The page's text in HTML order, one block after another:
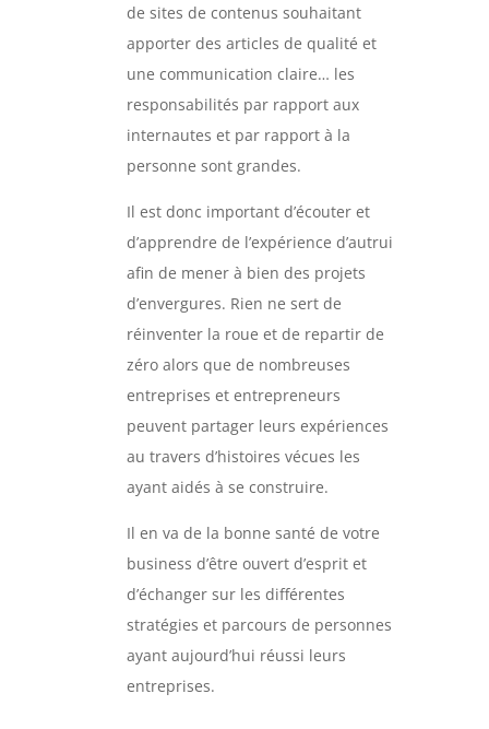
de sites de contenus souhaitant
apporter des articles de qualité et
une communication claire… les
responsabilités par rapport aux
internautes et par rapport à la
personne sont grandes.
Il est donc important d’écouter et
d’apprendre de l’expérience d’autrui
afin de mener à bien des projets
d’envergures. Rien ne sert de
réinventer la roue et de repartir de
zéro alors que de nombreuses
entreprises et entrepreneurs
peuvent partager leurs expériences
au travers d’histoires vécues les
ayant aidés à se construire.
Il en va de la bonne santé de votre
business d’être ouvert d’esprit et
d’échanger sur les différentes
stratégies et parcours de personnes
ayant aujourd’hui réussi leurs
entreprises.